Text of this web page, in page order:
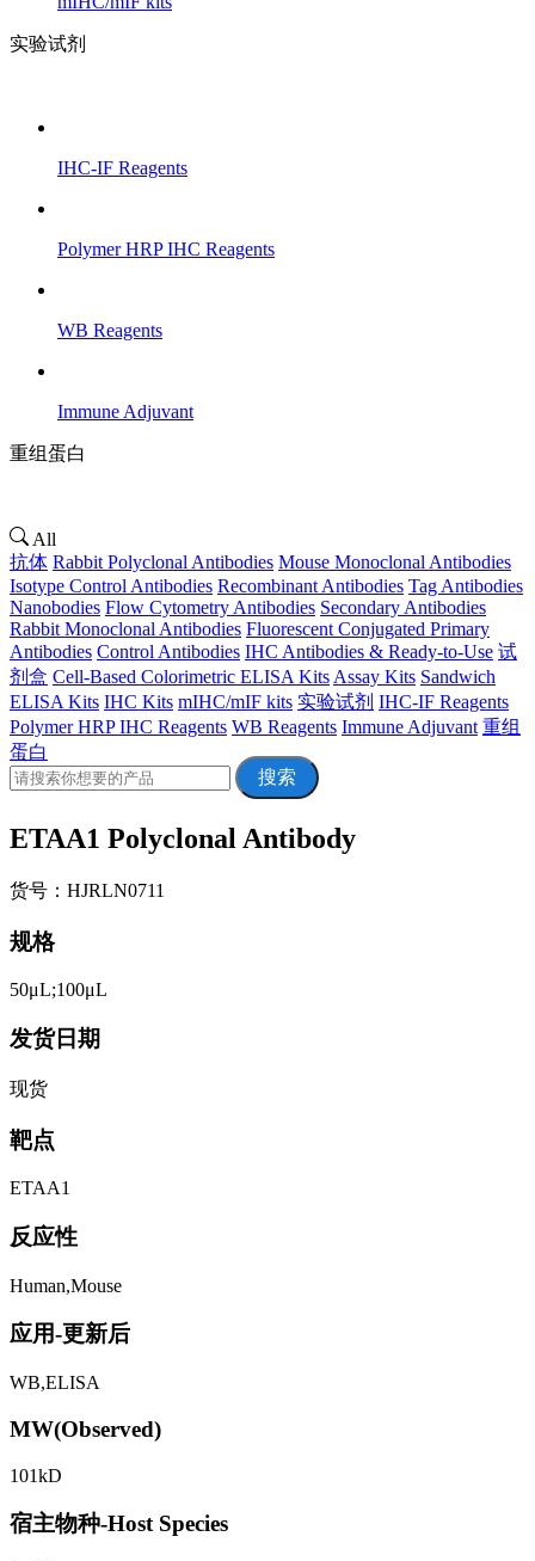
实验试剂
IHC-IF Reagents
Polymer HRP IHC Reagents
WB Reagents
Immune Adjuvant
重组蛋白
All
抗体 Rabbit Polyclonal Antibodies Mouse Monoclonal Antibodies
Isotype Control Antibodies Recombinant Antibodies Tag Antibodies
Nanobodies Flow Cytometry Antibodies Secondary Antibodies
Rabbit Monoclonal Antibodies Fluorescent Conjugated Primary
Antibodies Control Antibodies IHC Antibodies & Ready-to-Use 试
剂盒 Cell-Based Colorimetric ELISA Kits Assay Kits Sandwich
ELISA Kits IHC Kits mIHC/mIF kits 实验试剂 IHC-IF Reagents
Polymer HRP IHC Reagents WB Reagents Immune Adjuvant 重组
蛋白
搜索
ETAA1 Polyclonal Antibody
货号：HJRLN0711
规格
50μL;100μL
发货日期
现货
靶点
ETAA1
反应性
Human,Mouse
应用-更新后
WB,ELISA
MW(Observed)
101kD
宿主物种-Host Species